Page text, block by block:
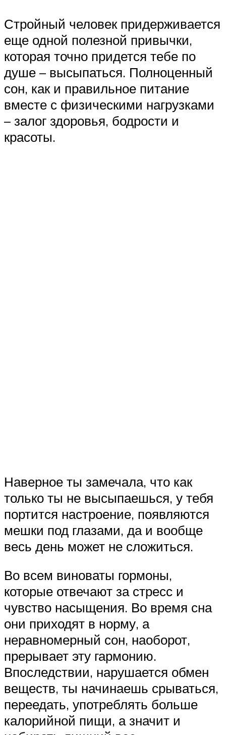
Стройный человек придерживается
еще одной полезной привычки,
которая точно придется тебе по
душе – высыпаться. Полноценный
сон, как и правильное питание
вместе с физическими нагрузками
– залог здоровья, бодрости и
красоты.
Наверное ты замечала, что как
только ты не высыпаешься, у тебя
портится настроение, появляются
мешки под глазами, да и вообще
весь день может не сложиться.
Во всем виноваты гормоны,
которые отвечают за стресс и
чувство насыщения. Во время сна
они приходят в норму, а
неравномерный сон, наоборот,
прерывает эту гармонию.
Впоследствии, нарушается обмен
веществ, ты начинаешь срываться,
переедать, употреблять больше
калорийной пищи, а значит и